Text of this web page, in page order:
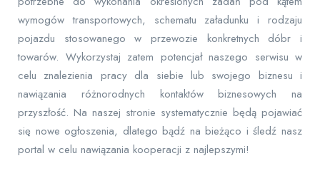
wymogów transportowych, schematu załadunku i rodzaju
pojazdu stosowanego w przewozie konkretnych dóbr i
towarów. Wykorzystaj zatem potencjał naszego serwisu w
celu znalezienia pracy dla siebie lub swojego biznesu i
nawiązania różnorodnych kontaktów biznesowych na
przyszłość. Na naszej stronie systematycznie będą pojawiać
się nowe ogłoszenia, dlatego bądź na bieżąco i śledź nasz
portal w celu nawiązania kooperacji z najlepszymi!